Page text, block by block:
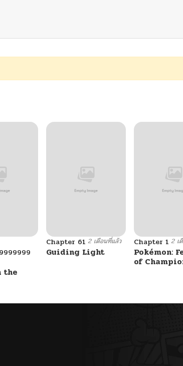
the
Chapter 61 2 เดือนที่แล้ว
Guiding Light
Chapter 1 2 เ
Pokémon:
of